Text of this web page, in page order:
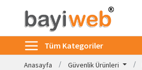
Tüm Kategoriler
Anasayfa Güvenlik Ürünleri